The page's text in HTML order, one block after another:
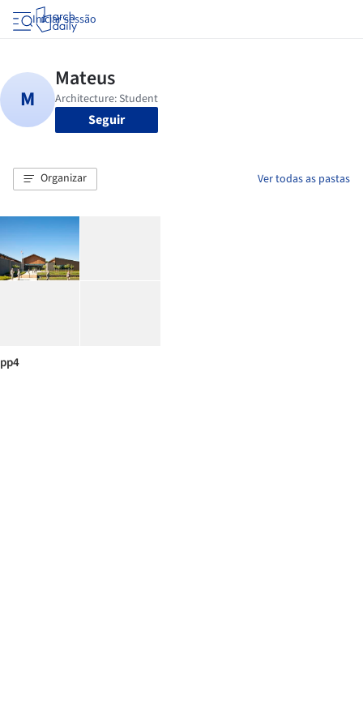
Iniciar sessão
Seguir
Organizar Ver todas as pastas
pp4